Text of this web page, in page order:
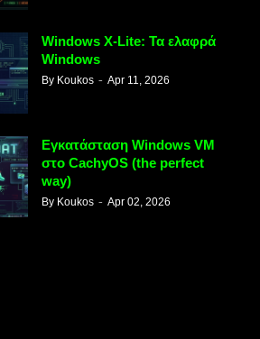
αλλά δεν βλάπτουν.
Windows X-Lite: Τα ελαφρά
Windows
By Koukos Apr 11, 2026
Εγκατάσταση Windows VM
στο CachyOS (the perfect
way)
By Koukos Apr 02, 2026